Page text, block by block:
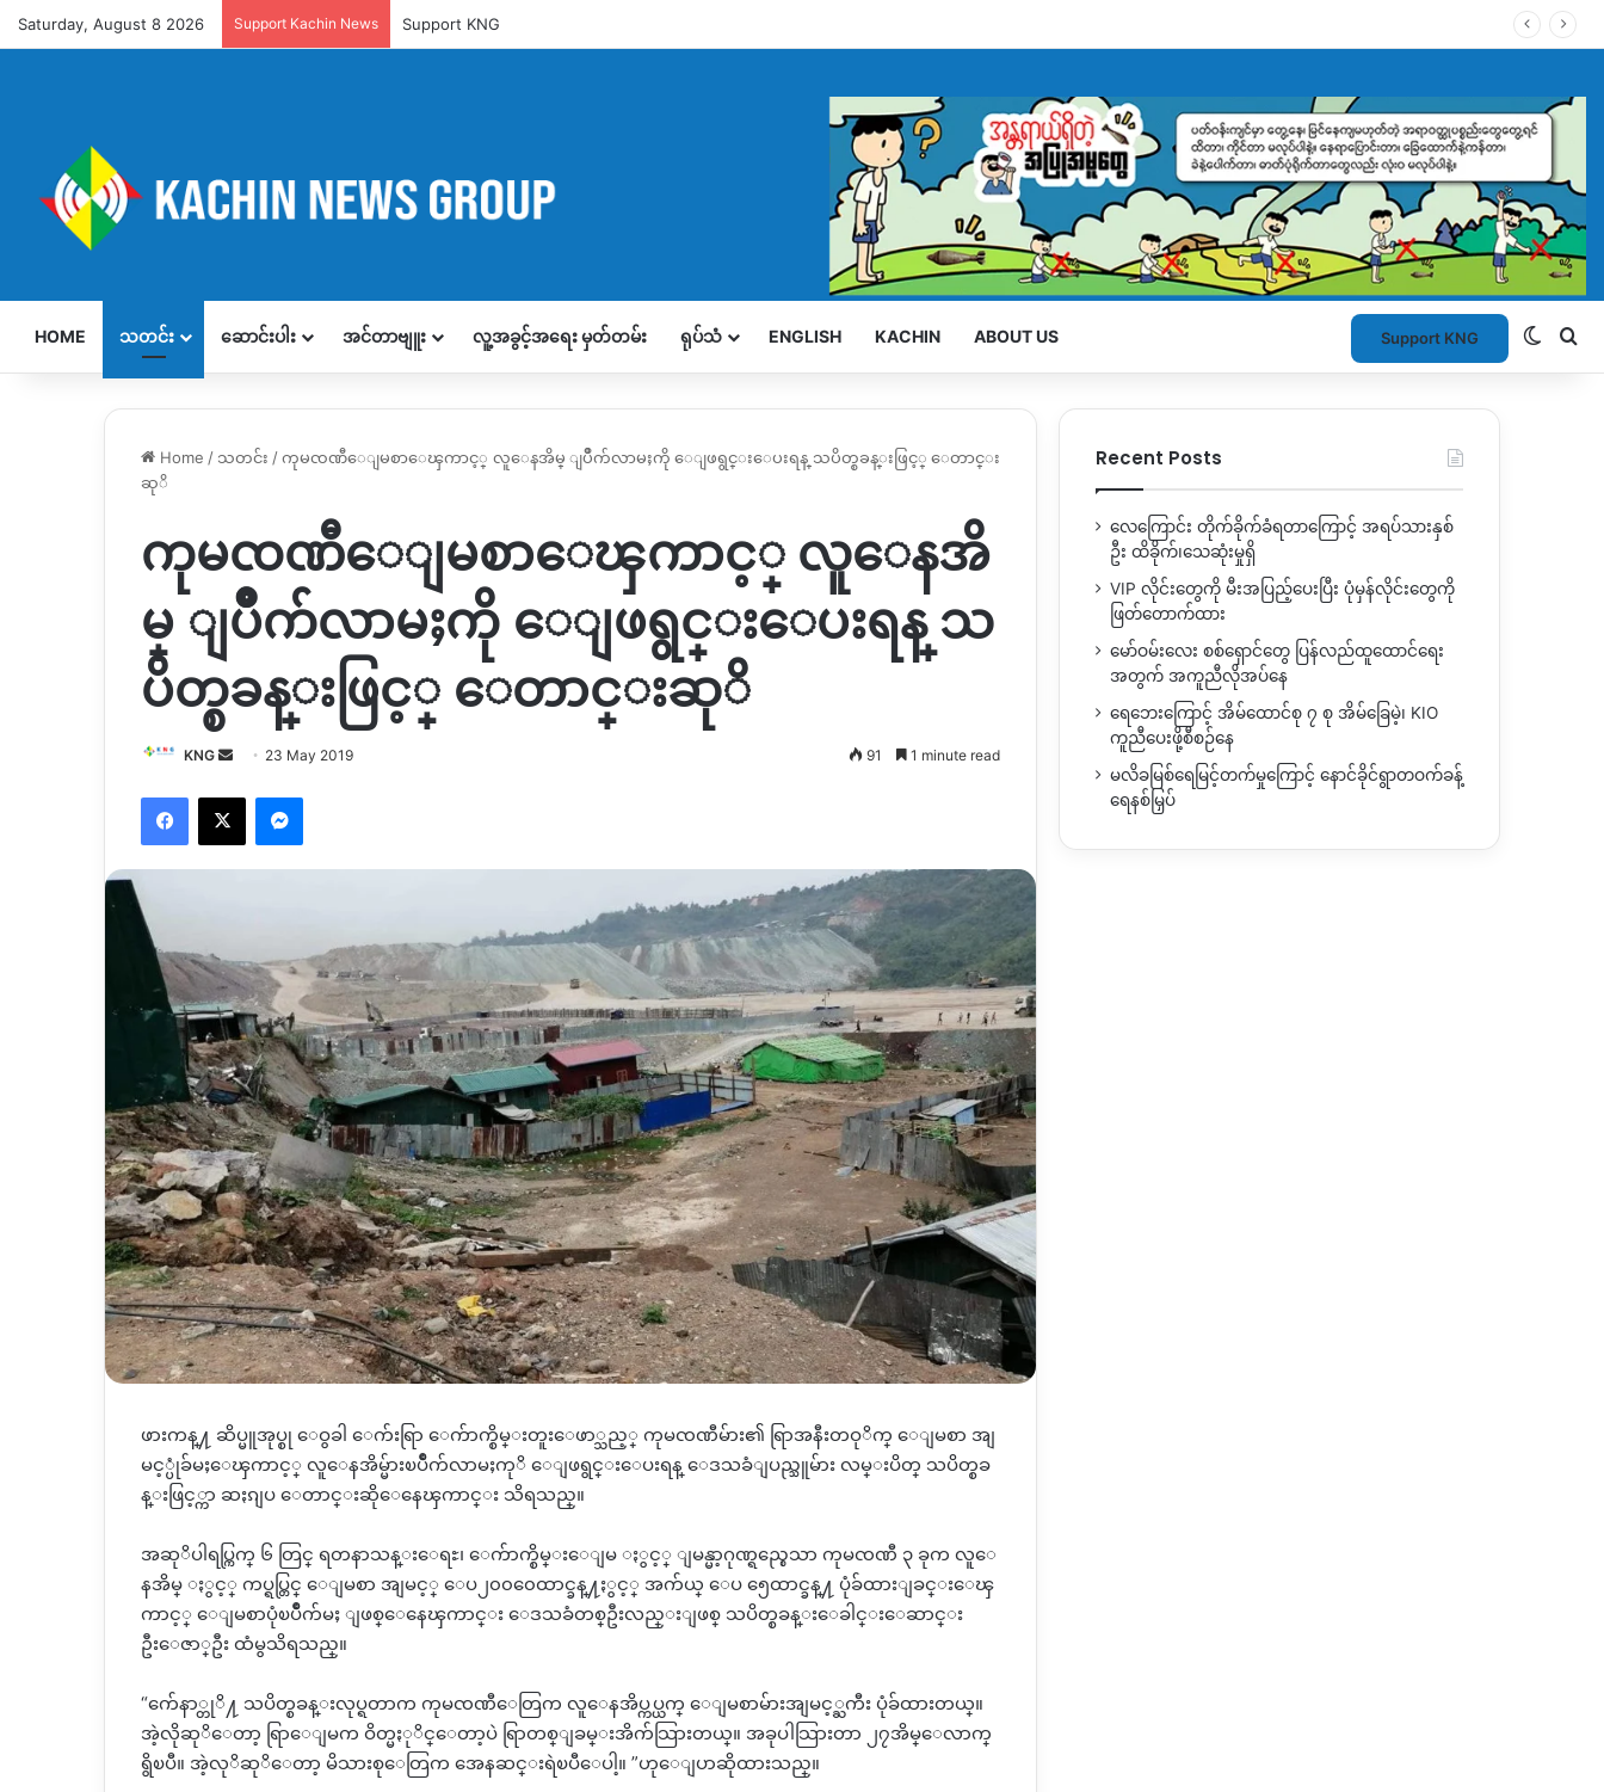
Saturday, August 8 2026 Support Kachin News Support KNG
HOME သတင်း ဆောင်းပါး အင်တာဗျူး လူ့အခွင့်အရေး မှတ်တမ်း ရုပ်သံ ENGLISH KACHIN ABOUT US Support KNG
Home / သတင်း /ကုမၸဏီေျမစာေၾကာင့္ လူေနအိမ္ ျပိဳက်လာမႈကို ေျဖရွင္းေပးရန္ သပိတ္စခန္းဖြင့္ ေတာင္း
ဆုိ
ကုမၸဏီေျမစာေၾကာင့္ လူေနအိ
မ္ ျပိဳက်လာမႈကို ေျဖရွင္းေပးရန္ သ
ပိတ္စခန္းဖြင့္ ေတာင္းဆုိ
KNG
Send 23 May 2019 91 1 minute read
Facebook
X Messenger
ဖားကန္႔ ဆိပ္မူအုပ္စု ေဝွခါ ေက်းရြာ ေက်ာက္စိမ္းတူးေဖာ္သည့္ ကုမၸဏီမ်ား၏ ရြာအနီးတဝုိက္ ေျမစာ အျ
မင့္ပုံခ်မႈေၾကာင့္ လူေနအိမ္မ်ားၿပိဳက်လာမႈကုိ ေျဖရွင္းေပးရန္ ေဒသခံျပည္သူမ်ား လမ္းပိတ္ သပိတ္စခ
န္းဖြင့္ကာ ဆႏၵျပ ေတာင္းဆိုေနေၾကာင္း သိရသည္။
အဆုိပါရပ္ကြက္ ၆ တြင္ ရတနာသန္းေရႊ၊ ေက်ာက္စိမ္းေျမ ႏွင့္ ျမန္မာ့ဂုဏ္ရည္စေသာ ကုမၸဏီ ၃ ခုက လူေ
နအိမ္ ႏွင့္ ကပ္ရပ္တြင္ ေျမစာ အျမင့္ ေပ၂၀၀၀ေထာင္ခန္႔ႏွင့္ အက်ယ္ ေပ ၅ေထာင္ခန္႔ ပုံခ်ထားျခင္းေၾ
ကာင့္ ေျမစာပုံၿပိဳက်မႈ ျဖစ္ေနေၾကာင္း ေဒသခံတစ္ဦးလည္းျဖစ္ သပိတ္စခန္းေခါင္းေဆာင္း
ဦးေဇာ္ဦး ထံမွသိရသည္။
“က်ေနာ္တုိ႔ သပိတ္စခန္းလုပ္ရတာက ကုမၸဏီေတြက လူေနအိပ္ကပ္ယက္ ေျမစာမ်ားအျမင့္ႀကီး ပုံခ်ထားတယ္။
အဲ့လိုဆုိေတာ့ ရြာေျမက ဝိတ္မႏုိင္ေတာ့ပဲ ရြာတစ္ျခမ္းအိက်သြားတယ္။ အခုပါသြားတာ ၂၇အိမ္ေလာက္
ရွိၿပီ။ အဲ့လုိဆုိေတာ့ မိသားစုေတြက အေနဆင္းရဲၿပီေပါ့။ ”ဟုေျပာဆိုထားသည္။
Recent Posts
လေကြောင်း တိုက်ခိုက်ခံရတာကြောင့် အရပ်သားနှစ်
ဦး ထိခိုက်၊သေဆုံးမှုရှိ
VIP လိုင်းတွေကို မီးအပြည့်ပေးပြီး ပုံမှန်လိုင်းတွေကို
ဖြတ်တောက်ထား
မော်ဝမ်းလေး စစ်ရှောင်တွေ ပြန်လည်ထူထောင်ရေး
အတွက် အကူညီလိုအပ်နေ
ရေဘေးကြောင့် အိမ်ထောင်စု ၇ စု အိမ်ခြေမဲ့၊ KIO
ကူညီပေးဖို့စီစဉ်နေ
မလိခမြစ်ရေမြင့်တက်မှုကြောင့် နောင်ခိုင်ရွာတဝက်ခန့်
ရေနစ်မြှပ်